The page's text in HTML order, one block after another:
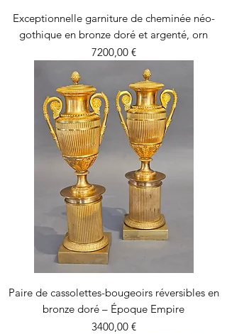
Exceptionnelle garniture de cheminée néo-
gothique en bronze doré et argenté, orn
Precio
7200,00 €
Paire de cassolettes-bougeoirs réversibles en
bronze doré – Époque Empire
Precio
3400,00 €